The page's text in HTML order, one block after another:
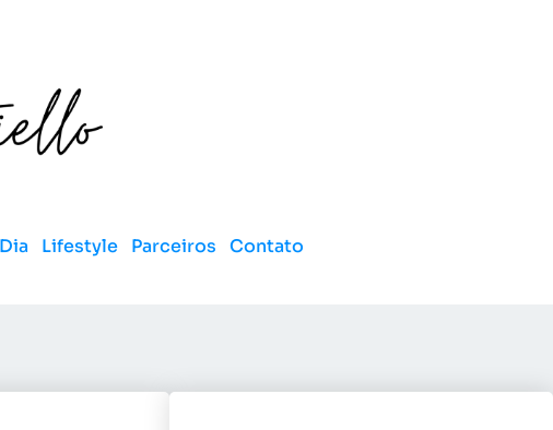
Lifestyle Parceiros Contato